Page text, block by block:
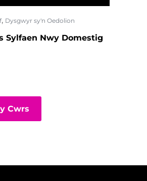
, Dysgwyr sy'n Oedolion
Sylfaen Nwy Domestig
Cwrs